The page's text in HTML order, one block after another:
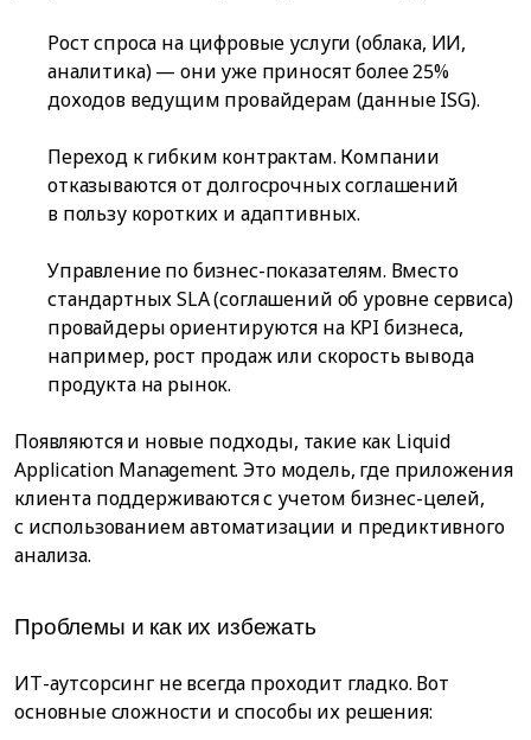
Рост спроса на цифровые услуги (облака, ИИ,
аналитика) — они уже приносят более 25%
доходов ведущим провайдерам (данные ISG).
Переход к гибким контрактам. Компании
отказываются от долгосрочных соглашений
в пользу коротких и адаптивных.
Управление по бизнес-показателям. Вместо
стандартных SLA (соглашений об уровне сервиса)
провайдеры ориентируются на KPI бизнеса,
например, рост продаж или скорость вывода
продукта на рынок.
Появляются и новые подходы, такие как Liquid
Application Management. Это модель, где приложения
клиента поддерживаются с учетом бизнес-целей,
с использованием автоматизации и предиктивного
анализа.
Проблемы и как их избежать
ИТ-аутсорсинг не всегда проходит гладко. Вот
основные сложности и способы их решения: